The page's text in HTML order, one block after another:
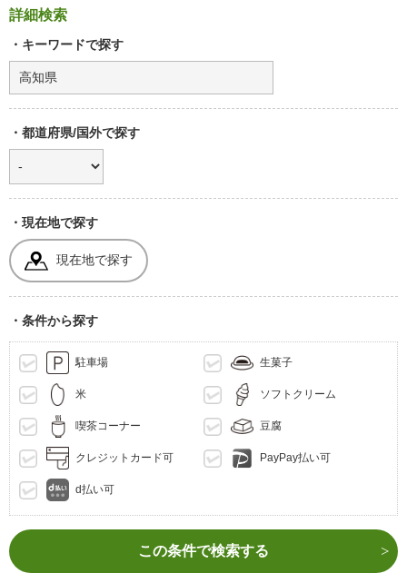
詳細検索
・キーワードで探す
・都道府県/国外で探す
・現在地で探す
現在地で探す
・条件から探す
駐車場 生菓子
米 ソフトクリーム
喫茶コーナー 豆腐
クレジットカード可 PayPay払い可
d払い可
この条件で検索する